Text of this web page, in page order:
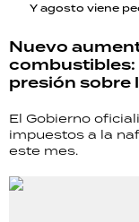
Y agosto viene
Nuevo
combustibles:
presión sobre
El Gobierno
impuestos a la
este mes.